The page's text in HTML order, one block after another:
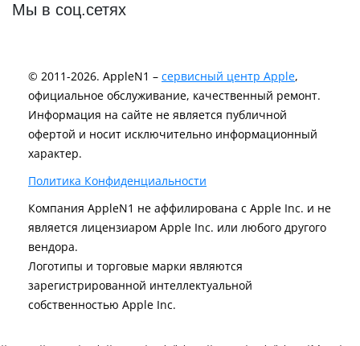
Мы в соц.сетях
© 2011-2026. AppleN1 – сервисный центр Apple,
официальное обслуживание, качественный ремонт.
Информация на сайте не является публичной
офертой и носит исключительно информационный
характер.
Политика Конфиденциальности
Компания AppleN1 не аффилирована c Apple Inc. и не
является лицензиаром Apple Inc. или любого другого
вендора.
Логотипы и торговые марки являются
зарегистрированной интеллектуальной
собственностью Apple Inc.